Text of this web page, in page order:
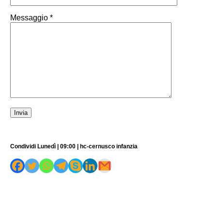
Messaggio *
Condividi Lunedì | 09:00 | hc-cernusco infanzia